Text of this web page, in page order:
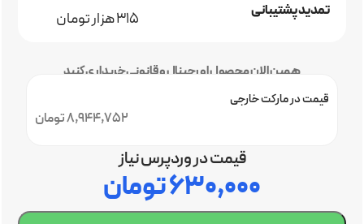
تمدید پشتیبانی 315 هزار تومان
همین الان محصول اورجینال و قانونی خریداری کنید
8,944,752 تومان
قیمت در مارکت خارجی
قیمت در وردپرس نیاز
۶۳۰,۰۰۰تومان